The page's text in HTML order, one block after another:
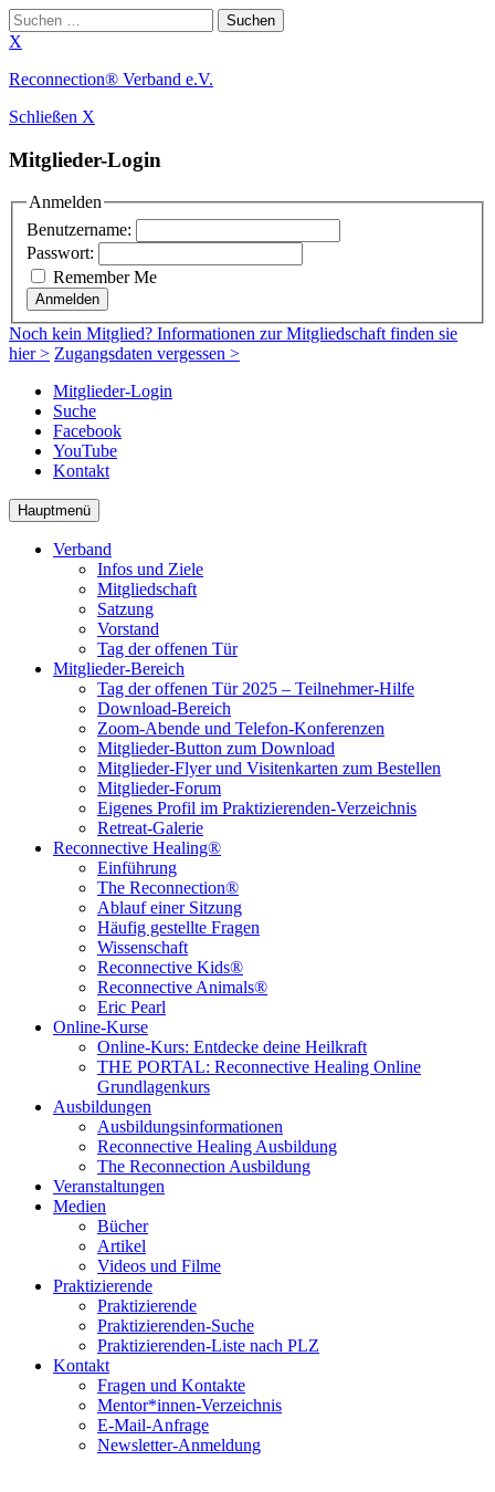
Suchen
nach:
X
Zum
springen
Reconnection® Verband e.V.
Schließen X
Mitglieder-Login
Anmelden
Benutzername:
Passwort:
Remember Me
Anmelden
Noch kein Mitglied? Informationen zur Mitgliedschaft finden sie
hier > Zugangsdaten vergessen >
Mitglieder-Login
Suche
Facebook
YouTube
Kontakt
Hauptmenü
Verband
Infos und Ziele
Mitgliedschaft
Satzung
Vorstand
Tag der offenen Tür
Mitglieder-Bereich
Tag der offenen Tür 2025 – Teilnehmer-Hilfe
Download-Bereich
Zoom-Abende und Telefon-Konferenzen
Mitglieder-Button zum Download
Mitglieder-Flyer und Visitenkarten zum Bestellen
Mitglieder-Forum
Eigenes Profil im Praktizierenden-Verzeichnis
Retreat-Galerie
Reconnective Healing®
Einführung
The Reconnection®
Ablauf einer Sitzung
Häufig gestellte Fragen
Wissenschaft
Reconnective Kids®
Reconnective Animals®
Eric Pearl
Online-Kurse
Online-Kurs: Entdecke deine Heilkraft
THE PORTAL: Reconnective Healing Online
Grundlagenkurs
Ausbildungen
Ausbildungsinformationen
Reconnective Healing Ausbildung
The Reconnection Ausbildung
Veranstaltungen
Medien
Bücher
Artikel
Videos und Filme
Praktizierende
Praktizierende
Praktizierenden-Suche
Praktizierenden-Liste nach PLZ
Kontakt
Fragen und Kontakte
Mentor*innen-Verzeichnis
E-Mail-Anfrage
Newsletter-Anmeldung